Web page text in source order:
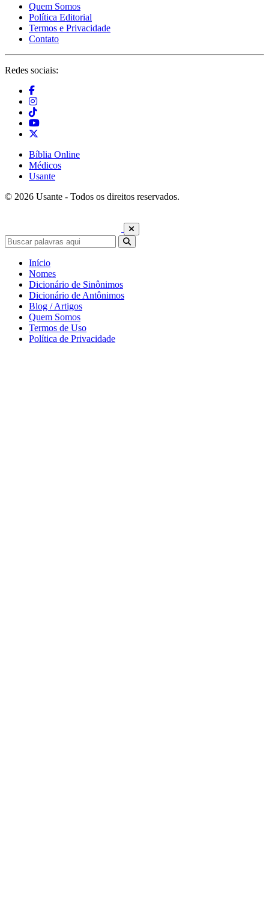
Quem Somos
Política Editorial
Termos e Privacidade
Contato
Redes sociais:
Bíblia Online
Médicos
Usante
© 2026 Usante - Todos os direitos reservados.
Início
Nomes
Dicionário de Sinônimos
Dicionário de Antônimos
Blog / Artigos
Quem Somos
Termos de Uso
Política de Privacidade